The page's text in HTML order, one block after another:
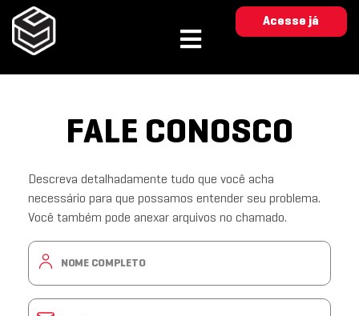
Acesse já
FALE CONOSCO
Descreva detalhadamente tudo que você acha
necessário para que possamos entender seu problema.
Você também pode anexar arquivos no chamado.